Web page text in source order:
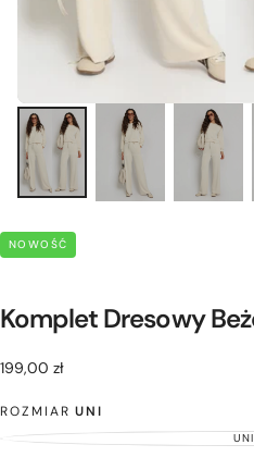
NOWOŚĆ
Komplet Dresowy
199,00
Cena
199,00 zł
ROZMIAR UNI
UNI